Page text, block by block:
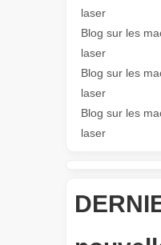
laser
Blog sur les
laser
Blog sur les
laser
Blog sur les
laser
Les